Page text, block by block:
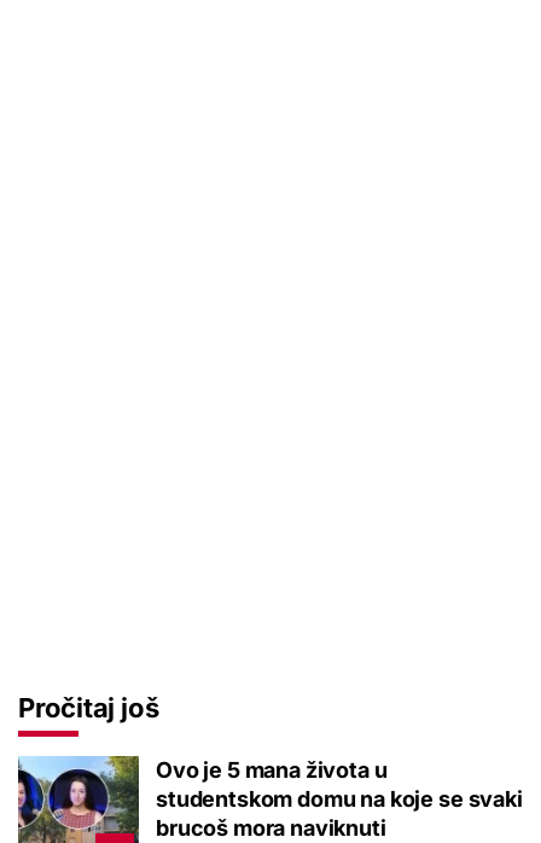
Pročitaj još
Ovo je 5 mana života u
studentskom domu na koje se svaki
brucoš mora naviknuti